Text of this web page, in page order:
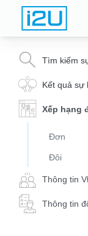
Tìm kiếm
Kết quả sự
Xếp hạng
Đơn
Đôi
Thông tin
Thông tin